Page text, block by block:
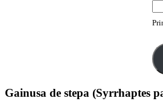
Gainusa de stepa (Syrrhaptes